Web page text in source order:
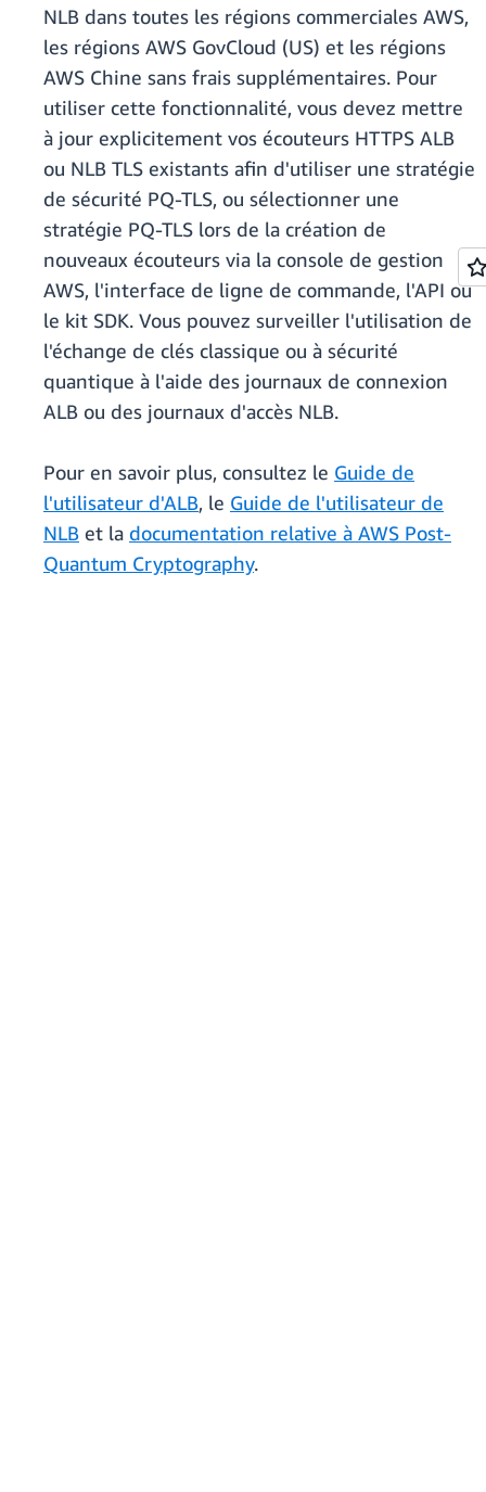
NLB dans toutes les régions commerciales AWS,
les régions AWS GovCloud (US) et les régions
AWS Chine sans frais supplémentaires. Pour
utiliser cette fonctionnalité, vous devez mettre
à jour explicitement vos écouteurs HTTPS ALB
ou NLB TLS existants afin d'utiliser une stratégie
de sécurité PQ-TLS, ou sélectionner une
stratégie PQ-TLS lors de la création de
nouveaux écouteurs via la console de gestion
AWS, l'interface de ligne de commande, l'API ou
le kit SDK. Vous pouvez surveiller l'utilisation de
l'échange de clés classique ou à sécurité
quantique à l'aide des journaux de connexion
ALB ou des journaux d'accès NLB.
Pour en savoir plus, consultez le Guide de
l'utilisateur d'ALB, le Guide de l'utilisateur de
NLB et la documentation relative à AWS Post-
Quantum Cryptography.